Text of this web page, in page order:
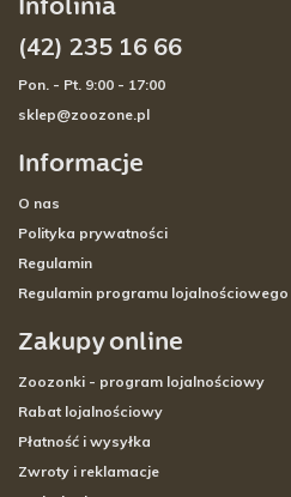
Informacje
O nas
Polityka prywatności
Regulamin
Regulamin programu lojalnościowego
Zakupy online
Zoozonki - program lojalnościowy
Rabat lojalnościowy
Płatność i wysyłka
Zwroty i reklamacje
Infolinia
(42) 235 16 66
Pon. - Pt. 9:00 - 17:00
sklep@zoozone.pl